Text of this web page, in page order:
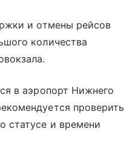
и отмены рейсов
количества
в аэропорт Нижнего
проверить
статусе и времени